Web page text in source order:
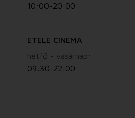
10:00-20:00
ETELE CINEMA
hétfő - vasárnap:
09:30-22:00